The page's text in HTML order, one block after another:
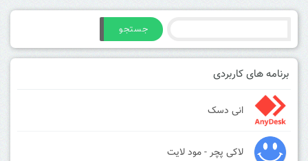
جستجو
برنامه های کاربردی
انی دسک
لاکی پچر - مود لایت